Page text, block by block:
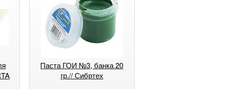
Паста ГОИ №3, банка 20
гр.// Сибртех